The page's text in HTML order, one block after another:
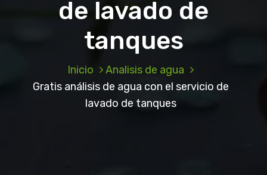
de lavado de
tanques
Inicio
Analisis de agua
Gratis análisis de agua con el servicio de
lavado de tanques